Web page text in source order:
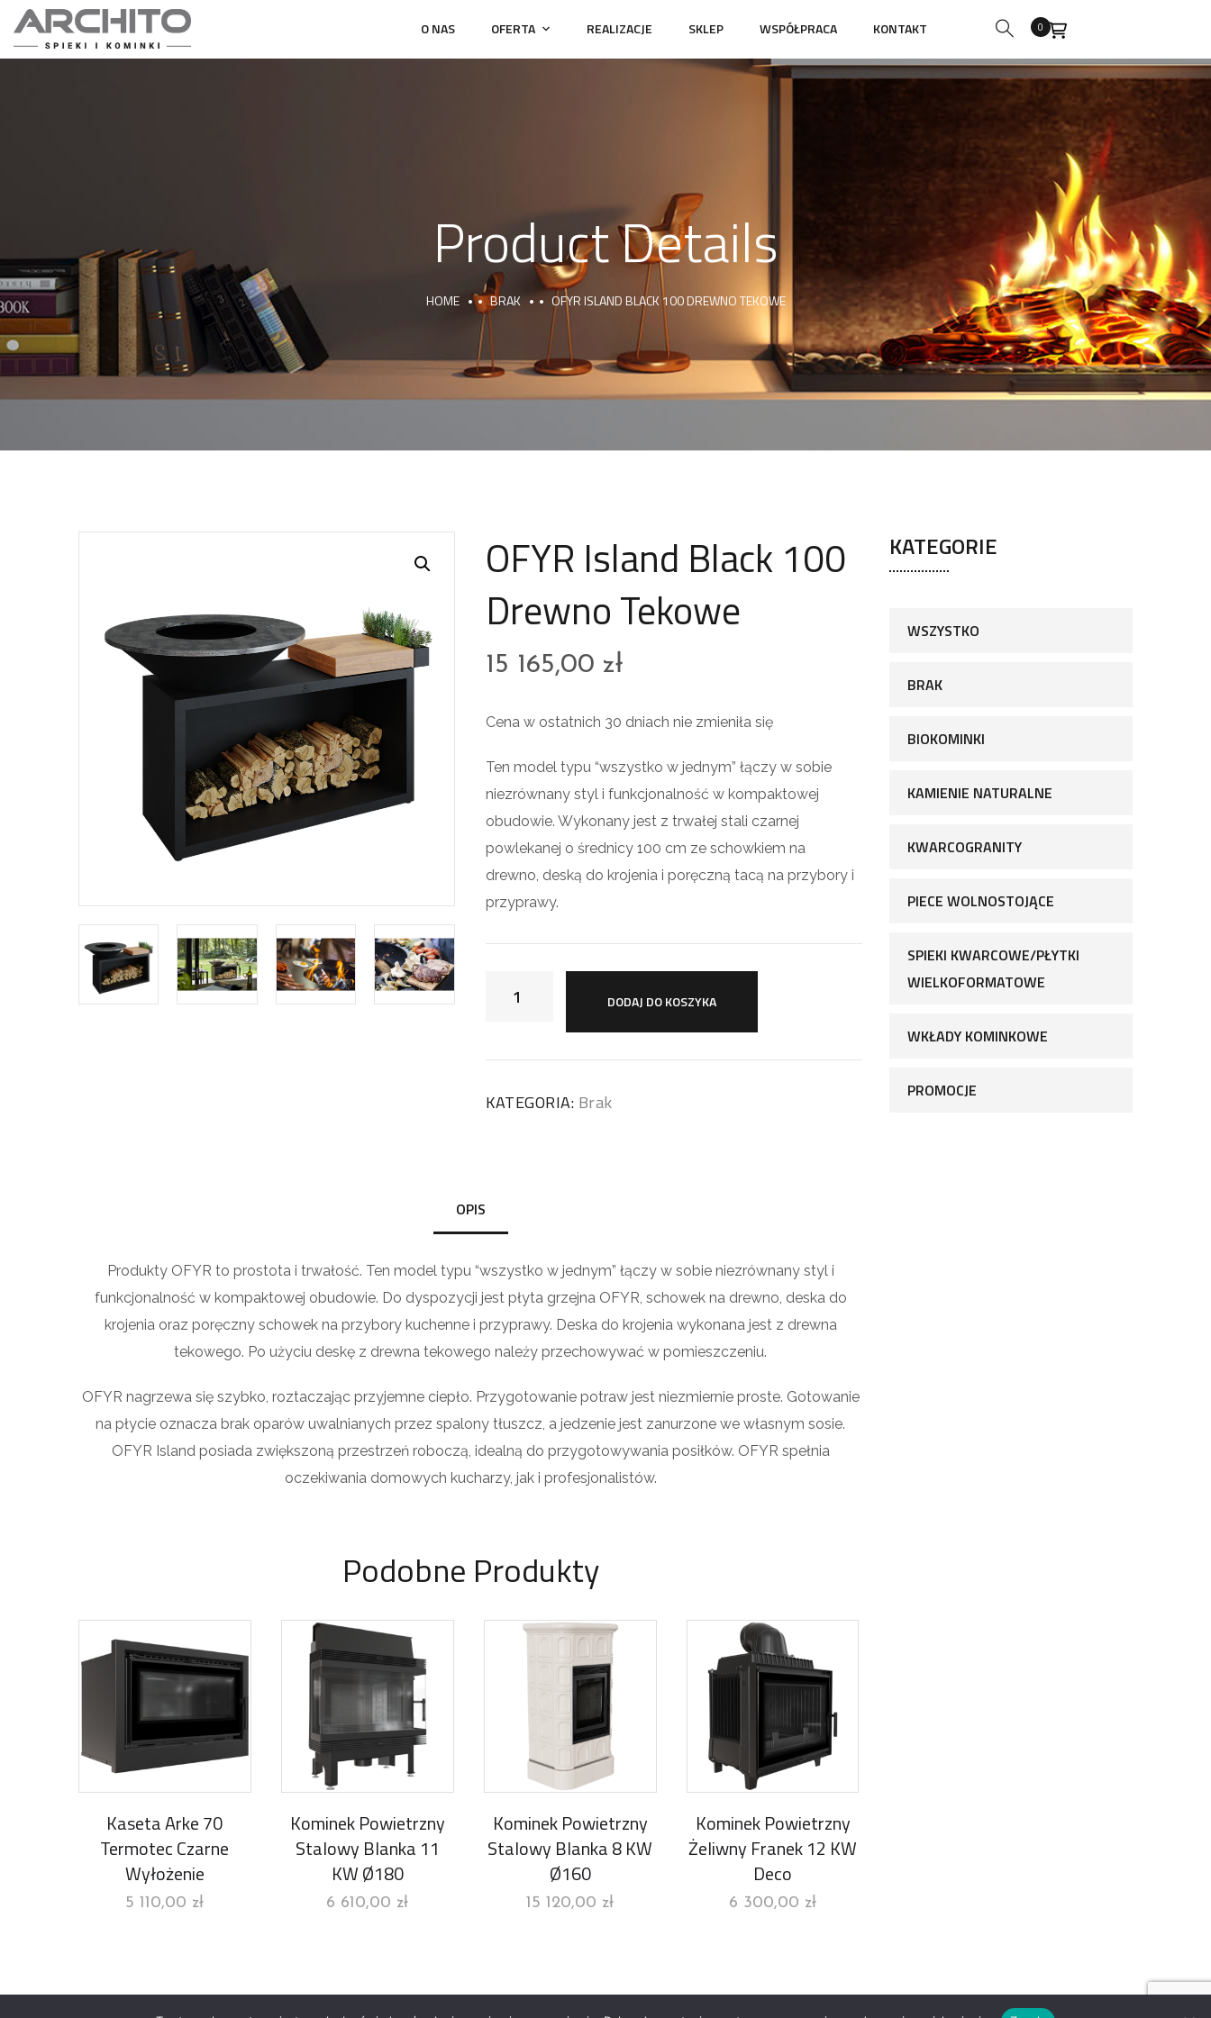
O NAS OFERTA REALIZACJE SKLEP WSPÓŁPRACA KONTAKT 0
Product Details
HOME BRAK OFYR ISLAND BLACK 100 DREWNO TEKOWE
OFYR Island Black 100
Drewno Tekowe
15 165,00zł
Cena w ostatnich 30 dniach nie zmieniła się
Ten model typu “wszystko w jednym” łączy w sobie
niezrównany styl i funkcjonalność w kompaktowej
obudowie. Wykonany jest z trwałej stali czarnej
powlekanej o średnicy 100 cm ze schowkiem na
drewno, deską do krojenia i poręczną tacą na przybory i
przyprawy.
DODAJ DO KOSZYKA
KATEGORIA: Brak
OPIS
Produkty OFYR to prostota i trwałość. Ten model typu “wszystko w jednym” łączy w sobie niezrównany styl i
funkcjonalność w kompaktowej obudowie. Do dyspozycji jest płyta grzejna OFYR, schowek na drewno, deska do
krojenia oraz poręczny schowek na przybory kuchenne i przyprawy. Deska do krojenia wykonana jest z drewna
tekowego. Po użyciu deskę z drewna tekowego należy przechowywać w pomieszczeniu.
OFYR nagrzewa się szybko, roztaczając przyjemne ciepło. Przygotowanie potraw jest niezmiernie proste. Gotowanie
na płycie oznacza brak oparów uwalnianych przez spalony tłuszcz, a jedzenie jest zanurzone we własnym sosie.
OFYR Island posiada zwiększoną przestrzeń roboczą, idealną do przygotowywania posiłków. OFYR spełnia
oczekiwania domowych kucharzy, jak i profesjonalistów.
Podobne Produkty
Kaseta Arke 70
Termotec Czarne
Wyłożenie
5 110,00 zł
Kominek Powietrzny
Stalowy Blanka 11
KW Ø180
6 610,00 zł
Kominek Powietrzny
Stalowy Blanka 8 KW
Ø160
15 120,00 zł
Kominek Powietrzny
Żeliwny Franek 12 KW
Deco
6 300,00 zł
KATEGORIE
WSZYSTKO
BRAK
BIOKOMINKI
KAMIENIE NATURALNE
KWARCOGRANITY
PIECE WOLNOSTOJĄCE
SPIEKI KWARCOWE/PŁYTKI
WIELKOFORMATOWE
WKŁADY KOMINKOWE
PROMOCJE